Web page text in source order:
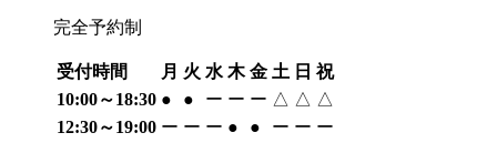
完全予約制
受付時間 月 火 水 木 金 土 日 祝
10:00～18:30 ● ● ー ー ー △ △ △
12:30～19:00 ー ー ー ● ● ー ー ー